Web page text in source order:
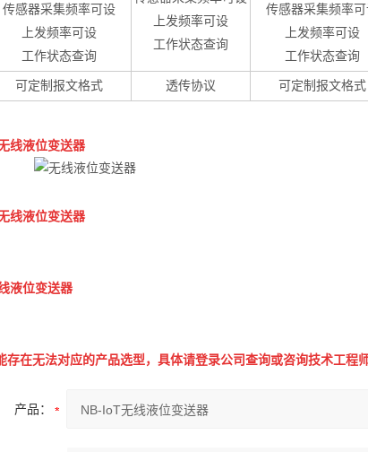
传感器采集频率可设
上发频率可设
工作状态查询
上发频率可设
工作状态查询
传感器采集频率
上发频率可设
工作状态查询
可定制报文格式 透传协议 可定制报文格式
线液位变送器
线液位变送器
液位变送器
存在无法对应的产品选型，具体请登录公司查询或咨询技术工程
产品：